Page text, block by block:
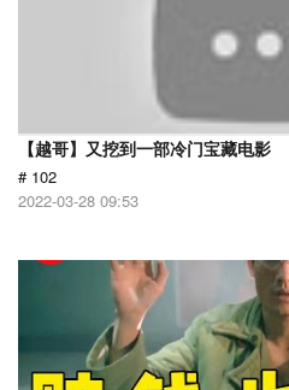
【越哥】又挖到一部冷门宝藏电影
# 102
2022-03-28 09:53